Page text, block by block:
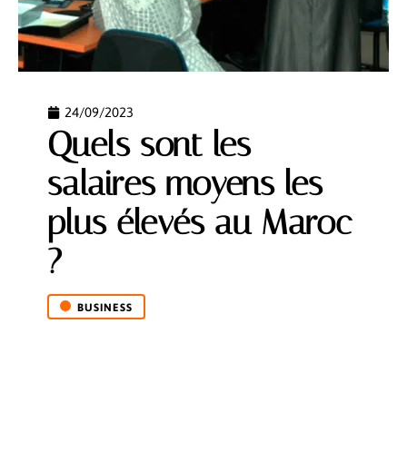
24/09/2023
Quels sont les
salaires moyens les
plus élevés au Maroc
?
BUSINESS